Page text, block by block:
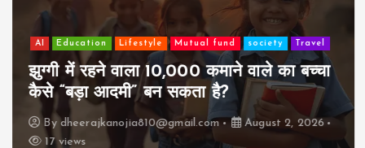
AI Education Lifestyle Mutual fund society Travel
झुग्गी में रहने वाला 10,000 कमाने वाले का बच्चा
कैसे “बड़ा आदमी” बन सकता है?
By dheerajkanojia810@gmail.com
August 2, 2026
17 views